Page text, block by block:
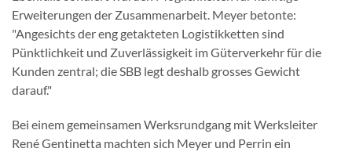
Erweiterungen der Zusammenarbeit. Meyer betonte:
"Angesichts der eng getakteten Logistikketten sind
Pünktlichkeit und Zuverlässigkeit im Güterverkehr für die
Kunden zentral; die SBB legt deshalb grosses Gewicht
darauf."
Bei einem gemeinsamen Werksrundgang mit Werksleiter
René Gentinetta machten sich Meyer und Perrin ein